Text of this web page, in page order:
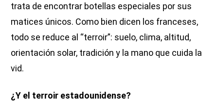
trata de encontrar botellas especiales por sus
matices únicos. Como bien dicen los franceses,
todo se reduce al “terroir”: suelo, clima, altitud,
orientación solar, tradición y la mano que cuida la
vid.
¿Y el terroir estadounidense?